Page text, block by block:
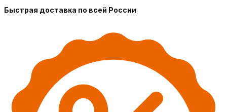
Быстрая доставка по всей России